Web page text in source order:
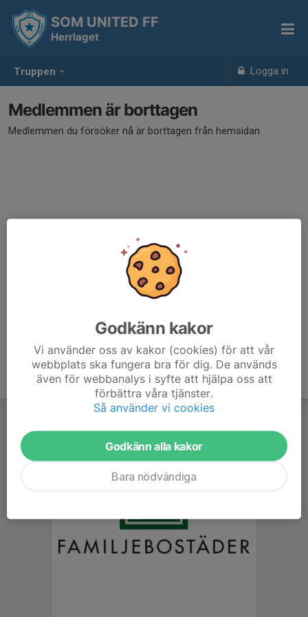
Truppen Logga in
SOM UNITED FF
Herrlaget
Medlemmen är borttagen
Medlemmen du försöker nå är borttagen från hemsidan.
Godkänn kakor
Vi använder oss av kakor (cookies) för att vår
webbplats ska fungera bra för dig. De används
även för webbanalys i syfte att hjälpa oss att
förbättra våra tjänster.
Så använder vi cookies
Godkänn alla kakor
Bara nödvändiga